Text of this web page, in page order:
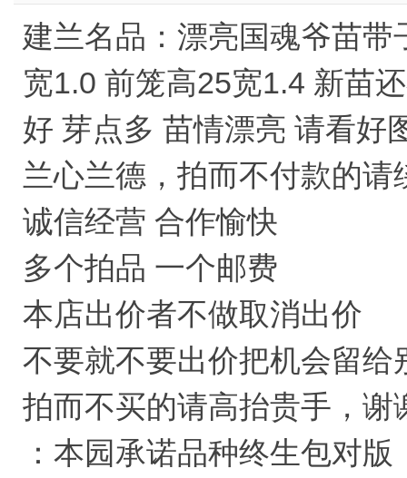
建兰名品：漂亮国魂爷苗
宽1.0 前笼高25宽1.4 新苗
好 芽点多 苗情漂亮 请看好
兰心兰德，拍而不付款的请
诚信经营 合作愉快
多个拍品 一个邮费
本店出价者不做取消出价
不要就不要出价把机会留给
拍而不买的请高抬贵手，谢
：本园承诺品种终生包对